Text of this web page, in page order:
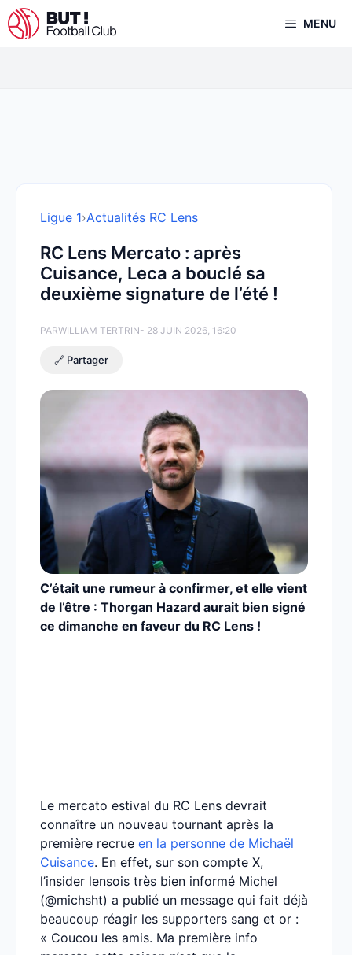
Aller
au
MENU
Ligue 1›Actualités RC Lens
RC Lens Mercato : après
Cuisance, Leca a bouclé sa
deuxième signature de l’été !
PARWILLIAM TERTRIN- 28 JUIN 2026, 16:20
🔗 Partager
C’était une rumeur à confirmer, et elle vient
de l’être : Thorgan Hazard aurait bien signé
ce dimanche en faveur du RC Lens !
Le mercato estival du RC Lens devrait
connaître un nouveau tournant après la
première recrue en la personne de Michaël
Cuisance. En effet, sur son compte X,
l’insider lensois très bien informé Michel
(@michsht) a publié un message qui fait déjà
beaucoup réagir les supporters sang et or :
« Coucou les amis. Ma première info